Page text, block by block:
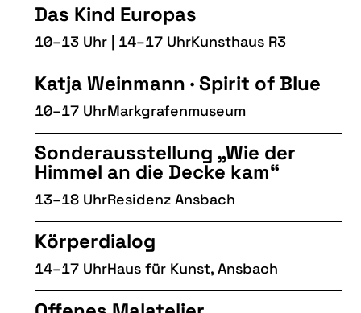
Das Kind Europas
10–13 Uhr | 14–17 UhrKunsthaus R3
Katja Weinmann · Spirit of Blue
10–17 UhrMarkgrafenmuseum
Sonderausstellung „Wie der
Himmel an die Decke kam“
13–18 UhrResidenz Ansbach
Körperdialog
14–17 UhrHaus für Kunst, Ansbach